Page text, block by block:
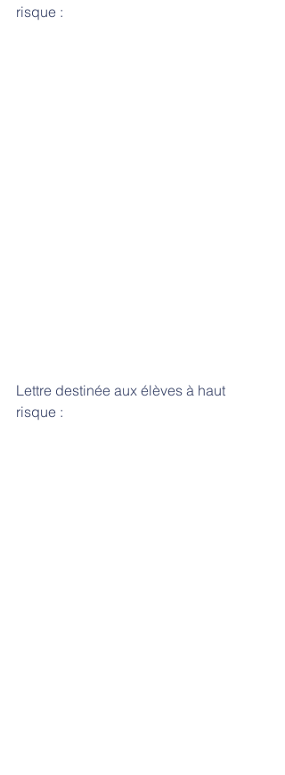
risque :
Lettre destinée aux élèves à haut
risque :